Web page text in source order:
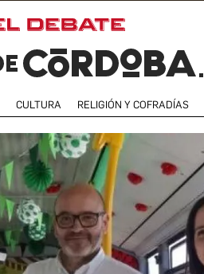
CULTURA RELIGIÓN Y COFRADÍAS